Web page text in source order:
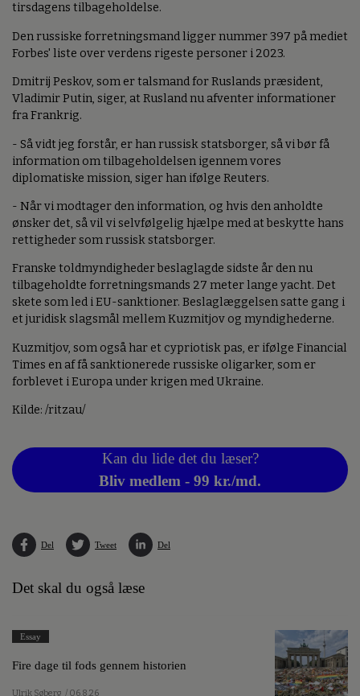
tirsdagens tilbageholdelse.
Den russiske forretningsmand ligger nummer 397 på mediet
Forbes' liste over verdens rigeste personer i 2023.
Dmitrij Peskov, som er talsmand for Ruslands præsident,
Vladimir Putin, siger, at Rusland nu afventer informationer
fra Frankrig.
- Så vidt jeg forstår, er han russisk statsborger, så vi bør få
information om tilbageholdelsen igennem vores
diplomatiske mission, siger han ifølge Reuters.
- Når vi modtager den information, og hvis den anholdte
ønsker det, så vil vi selvfølgelig hjælpe med at beskytte hans
rettigheder som russisk statsborger.
Franske toldmyndigheder beslaglagde sidste år den nu
tilbageholdte forretningsmands 27 meter lange yacht. Det
skete som led i EU-sanktioner. Beslaglæggelsen satte gang i
et juridisk slagsmål mellem Kuzmitjov og myndighederne.
Kuzmitjov, som også har et cypriotisk pas, er ifølge Financial
Times en af få sanktionerede russiske oligarker, som er
forblevet i Europa under krigen med Ukraine.
Kilde: /ritzau/
Kan du lide det du læser?
Bliv medlem - 99 kr./md.
Del Tweet Del
Det skal du også læse
Essay
Fire dage til fods gennem historien
Ulrik Søberg / 06.8.26